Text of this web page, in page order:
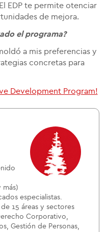
EDP te permite otenciar
de mejora.
el programa?
a mis preferencias y
concretas para
Development Program!
más)
especialistas.
15 áreas y sectores
Corporativo,
Gestión de Personas,